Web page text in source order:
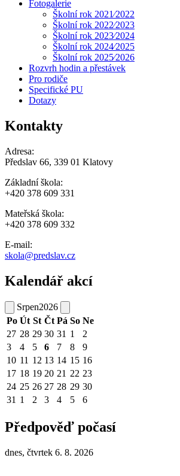
Fotogalerie
Školní rok 2021⁄2022
Školní rok 2022⁄2023
Školní rok 2023⁄2024
Školní rok 2024⁄2025
Školní rok 2025⁄2026
Rozvrh hodin a přestávek
Pro rodiče
Specifické PU
Dotazy
Kontakty
Adresa:
Předslav 66, 339 01 Klatovy
Základní škola:
+420 378 609 331
Mateřská škola:
+420 378 609 332
E-mail:
skola@predslav.cz
Kalendář akcí
Srpen2026
Po Út St Čt Pá So Ne
27 28 29 30 31 1
2
3
4 5 6 7 8
9
10 11 12 13 14 15 16
17 18 19 20 21 22 23
24 25 26 27 28 29 30
31 1 2 3 4 5 6
Předpověď počasí
dnes, čtvrtek 6. 8. 2026